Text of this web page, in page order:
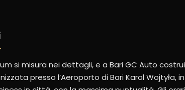
si misura nei dettagli, e a Bari GC Auto
presso l’Aeroporto di Bari Karol Wojtyła,